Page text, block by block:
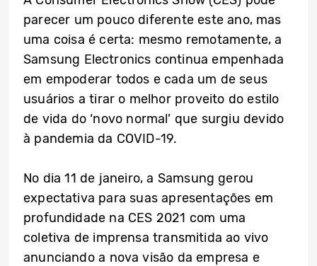
parecer um pouco diferente este ano, mas
uma coisa é certa: mesmo remotamente, a
Samsung Electronics continua empenhada
em empoderar todos e cada um de seus
usuários a tirar o melhor proveito do estilo
de vida do ‘novo normal’ que surgiu devido
à pandemia da COVID-19.
No dia 11 de janeiro, a Samsung gerou
expectativa para suas apresentações em
profundidade na CES 2021 com uma
coletiva de imprensa transmitida ao vivo
anunciando a nova visão da empresa e